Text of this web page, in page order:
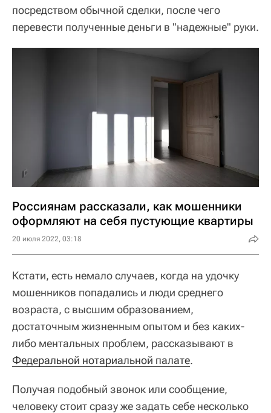
посредством обычной сделки, после чего
перевести полученные деньги в "надежные" руки.
Россиянам рассказали, как мошенники
оформляют на себя пустующие квартиры
20 июля 2022, 03:18
Кстати, есть немало случаев, когда на удочку
мошенников попадались и люди среднего
возраста, с высшим образованием,
достаточным жизненным опытом и без каких-
либо ментальных проблем, рассказывают в
Федеральной нотариальной палате.
Получая подобный звонок или сообщение,
человеку стоит сразу же задать себе несколько